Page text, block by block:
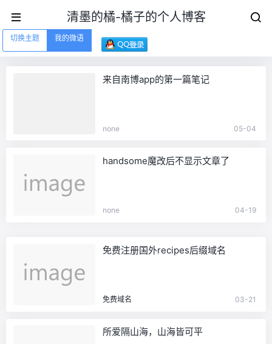
清墨的橘-橘子的个人博客
切换主题 我的微语
来自南博app的第一篇笔记
none 05-04
handsome魔改后不显示文章了
none 04-19
免费注册国外recipes后缀域名
免费域名 03-21
所爱隔山海，山海皆可平